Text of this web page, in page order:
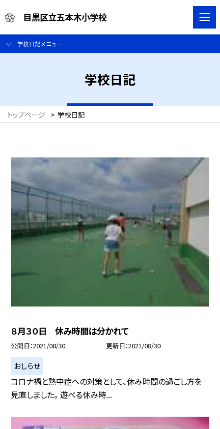
目黒区立五本木小学校
学校日記メニュー
学校日記
トップページ > 学校日記
８月３０日 休み時間は分かれて
公開日 2021/08/30 更新日 2021/08/30
おしらせ
コロナ禍と熱中症への対策として、休み時間の過ごし方を
見直しました。 遊べる休み時...